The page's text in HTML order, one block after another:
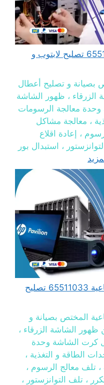
مهندس كمبيوتر صبحان 65511033 تصليح لابتوب و
بصيانة و تصليح أعطال
الزرقاء ، ظهور الشاشة
معالجة الرسومات
، معالجة مشاكل
، إعادة اقلاع
، استبدال بور
مهندس كمبيوتر العارضية الصناعية 65511033 تصليح
المختص بصيانة و
الشاشة الزرقاء ،
كرت الشاشة وحدة
الطاقة و التغذية ،
، تلف معالج الرسوم ،
، تلف التوانزستور ،